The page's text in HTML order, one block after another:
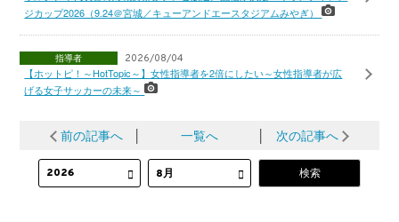
ジカップ2026（9.24＠宮城／キューアンドエースタジアムみやぎ）
指導者 2026/08/04
【ホットピ！～HotTopic～】女性指導者を2倍にしたい～女性指導者が広
げる女子サッカーの未来～
前の記事へ 一覧へ 次の記事へ